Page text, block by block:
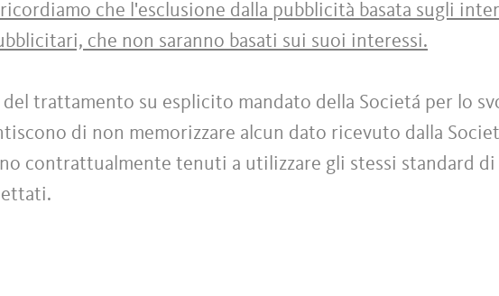
ricordiamo che l'esclusione dalla pubblicità basata sugli
che non saranno basati sui suoi interessi.
del trattamento su esplicito mandato della Societá per lo
di non memorizzare alcun dato ricevuto dalla
contrattualmente tenuti a utilizzare gli stessi standard di